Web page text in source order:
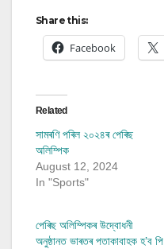
Share this:
Facebook
Related
সামৰণি পৰিল ২০২৪ৰ পেৰিছ
অলিম্পিক
August 12, 2024
In "Sports"
পেৰিছ অলিম্পিকৰ উদ্বোধনী
অনুষ্ঠানত ভাৰতৰ পতাকাবাহক হ’ব পি